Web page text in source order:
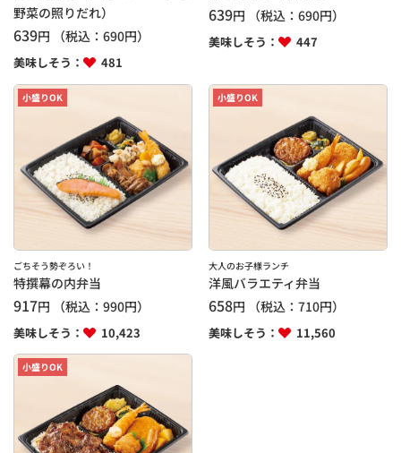
野菜の照りだれ）
639円 （税込： 690円）
美味しそう： 481
639円 （税込：690円）
美味しそう： 447
小盛りOK
ごちそう勢ぞろい！
特撰幕の内弁当
917円 （税込： 990円）
美味しそう： 10,423
小盛りOK
大人のお子様ランチ
洋風バラエティ弁当
658円 （税込：710円）
美味しそう： 11,560
小盛りOK